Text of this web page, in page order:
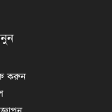
করুন